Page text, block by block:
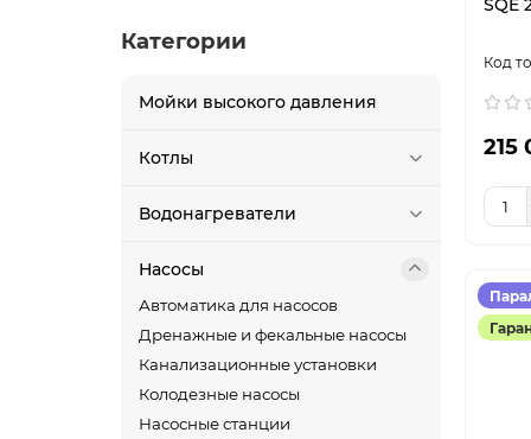
78
82
85 4
88 2
92
98
80
Категории
Мойки высокого давления
Котлы
Водонагреватели
Насосы
Автоматика для насосов
Дренажные и фекальные насосы
Канализационные установки
Колодезные насосы
Насосные станции
SQE
215